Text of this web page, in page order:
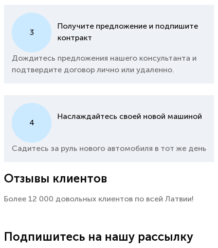
3
Получите предложение и подпишите
контракт
Дождитесь предложения нашего консультанта и
подтвердите договор лично или удаленно.
4
Наслаждайтесь своей новой машиной
Садитесь за руль нового автомобиля в тот же день
Отзывы клиентов
Более 12 000 довольных клиентов по всей Латвии!
Подпишитесь на нашу рассылку